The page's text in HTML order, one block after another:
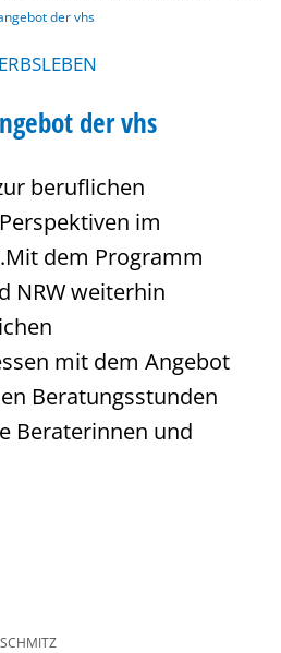
der vhs
der vhs
beruflichen
im
dem Programm
NRW weiterhin
mit dem Angebot
Beratungsstunden
Beraterinnen und